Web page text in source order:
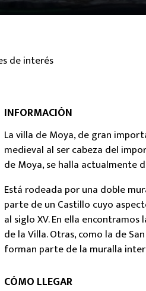
de interés
INFORMACIÓN
La villa de Moya, de gran
medieval al ser cabeza del
de Moya, se halla actualmente
Está rodeada por una doble
parte de un Castillo cuyo
al siglo XV. En ella
de la Villa. Otras, como la de
forman parte de la muralla
CÓMO LLEGAR